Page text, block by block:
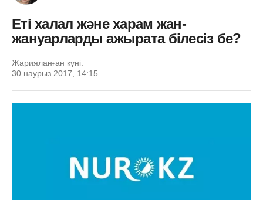
Еті халал және харам жан-
жануарларды ажырата білесіз бе?
Жарияланған күні:
30 наурыз 2017, 14:15